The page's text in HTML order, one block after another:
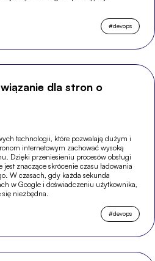
#devops
dla stron o
technologii, które pozwalają dużym i
internetowym zachować wysoką
Dzięki przeniesieniu procesów obsługi
znaczące skrócenie czasu ładowania
W czasach, gdy każda sekunda
w Google i doświadczeniu użytkownika,
niezbędna.
#devops